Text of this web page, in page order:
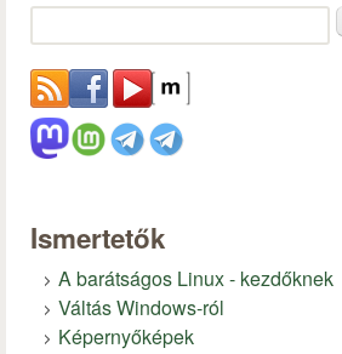
Ismertetők
A barátságos Linux - kezdőknek
Váltás Windows-ról
Képernyőképek